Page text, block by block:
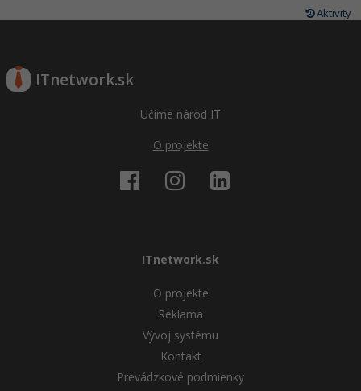
Aktivity
ITnetwork.sk
Učíme národ IT
O projekte
ITnetwork.sk
O projekte
Reklama
Vývoj systému
Kontakt
Prevádzkové podmienky